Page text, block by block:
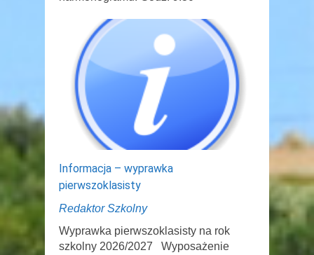
Informacja – wyprawka
pierwszoklasisty
Redaktor Szkolny
Wyprawka pierwszoklasisty na rok
szkolny 2026/2027 Wyposażenie